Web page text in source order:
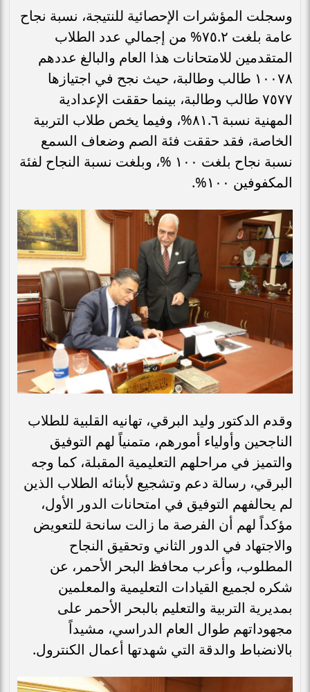
​وسجلت المؤشرات الإحصائية للنتيجة، نسبة نجاح
عامة بلغت ٧٥.٢% من إجمالي عدد الطلاب
المتقدمين للامتحانات هذا العام والبالغ عددهم
١٠٠٧٨ طالب وطالبة، حيث نجح في اجتيازها
٧٥٧٧ طالب وطالبة، بينما حققت الإعدادية
المهنية نسبة ٨١.٦%، وفيما يخص طلاب التربية
الخاصة، فقد حققت فئة الصم وضعاف السمع
نسبة نجاح بلغت ١٠٠ %، وبلغت نسبة النجاح لفئة
المكفوفين ١٠٠%.
​وقدم الدكتور وليد البرقي، تهانيه القلبية للطلاب
الناجحين وأولياء أمورهم، متمنياً لهم التوفيق
والتميز في مراحلهم التعليمية المقبلة، كما وجه
البرقي، رسالة دعم وتشجيع لأبنائه الطلاب الذين
لم يحالفهم التوفيق في امتحانات الدور الأول،
مؤكداً لهم أن الفرصة ما زالت سانحة للتعويض
والاجتهاد في الدور الثاني وتحقيق النجاح
المطلوب، وأعرب محافظ البحر الأحمر، عن
شكره لجميع القيادات التعليمية والمعلمين
بمديرية التربية والتعليم بالبحر الأحمر على
مجهوداتهم طوال العام الدراسي، مشيداً
بالانضباط والدقة التي شهدتها أعمال الكنترول.